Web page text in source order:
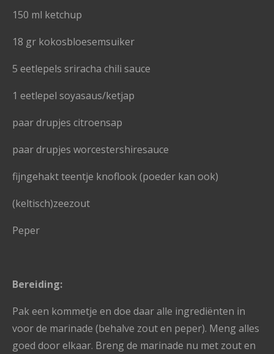
150 ml ketchup
18 gr kokosbloesemsuiker
5 eetlepels sriracha chili sauce
1 eetlepel soyasaus/ketjap
paar drupjes citroensap
paar drupjes worcestershiresauce
fijngehakt teentje knoflook (poeder kan ook)
(keltisch)zeezout
Peper
Bereiding:
Pak een kommetje en doe daar alle ingrediënten in
voor de marinade (behalve zout en peper). Meng alles
goed door elkaar. Breng de marinade nu met zout en